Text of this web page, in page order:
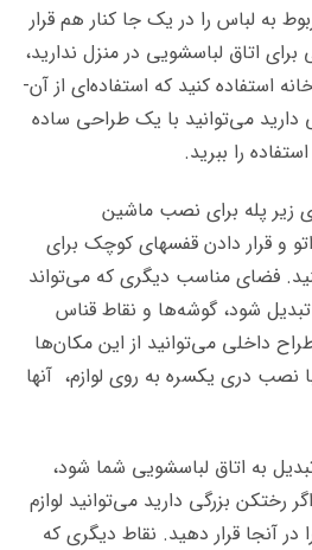
به لباس را در یک جا کنار هم قرار
اتاق لباسشویی در منزل ندارید،
می­‌توانید از بخش‌­هایی از خانه استفاده کنید که استفاده‌­ای از آن‌­
می­‌توانید با یک طراحی ساده
را ببرید.
زیر پله برای نصب ماشین
و قرار دادن قفسه­ای کوچک برای
فضای مناسب دیگری که می­‌تواند
شود، گوشه‌­ها و نقاط قناس
داخلی می­‌توانید از این مکان­‌ها
نصب دری یکسره به روی لوازم، آن­ها
به اتاق لباسشویی شما شود،
بزرگی دارید می­‌توانید لوازم
آنجا قرار دهید. نقاط دیگری که